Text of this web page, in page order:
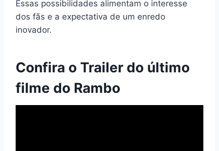
Essas possibilidades alimentam o interesse
dos fãs e a expectativa de um enredo
inovador.
Confira o Trailer do último
filme do Rambo